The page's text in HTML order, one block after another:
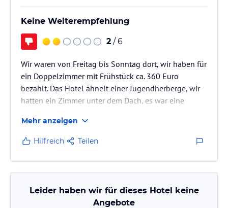
Keine Weiterempfehlung
2 / 6
Wir waren von Freitag bis Sonntag dort, wir haben für
ein Doppelzimmer mit Frühstück ca. 360 Euro
bezahlt. Das Hotel ähnelt einer Jugendherberge, wir
hatten ein Zimmer unter dem Dach, es war eine
Ventilatoren gab es auch nur eine Hand voll für das
ganze Hotel! Das Zimmer war total klein, beim
duschen kam immer heiß/kalt/heiß/kalt ..
Meine Schwester befand sich in einem
Nebengebäude was zu diesem Hotel gehörte, dort
war es kaum auszuhalten. Die Zimmer waren nicht
Mehr anzeigen
Hilfreich Teilen
Leider haben wir für dieses Hotel keine
Angebote